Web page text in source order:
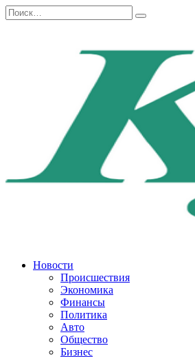
Перейти
к
Search
for:
Новости
Происшествия
Экономика
Финансы
Политика
Авто
Общество
Бизнес